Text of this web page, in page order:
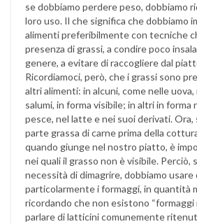
se dobbiamo perdere peso, dobbiamo
loro uso. Il che significa che dobbiamo
alimenti preferibilmente con tecniche
presenza di grassi, a condire poco
genere, a evitare di raccogliere dal
Ricordiamoci, però, che i grassi sono
altri alimenti: in alcuni, come nelle
salumi, in forma visibile; in altri in forma
pesce, nel latte e nei suoi derivati. Ora,
parte grassa di carne prima della
quando giunge nel nostro piatto, è
nei quali il grasso non è visibile. Perciò,
necessità di dimagrire, dobbiamo usare
particolarmente i formaggi, in quantità
ricordando che non esistono “formaggi
parlare di latticini comunemente